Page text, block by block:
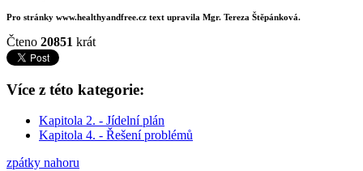
Pro stránky www.healthyandfree.cz text upravila Mgr. Tereza Štěpánková.
Čteno 20851 krát
Více z této kategorie:
Kapitola 2. - Jídelní plán
Kapitola 4. - Řešení problémů
zpátky nahoru